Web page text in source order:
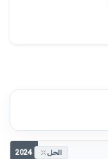
2024 الحل